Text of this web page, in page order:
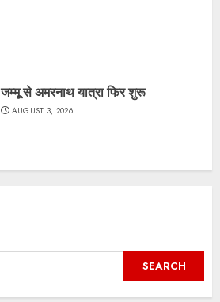
जम्मू से अमरनाथ यात्रा फिर शुरू
AUGUST 3, 2026
SEARCH